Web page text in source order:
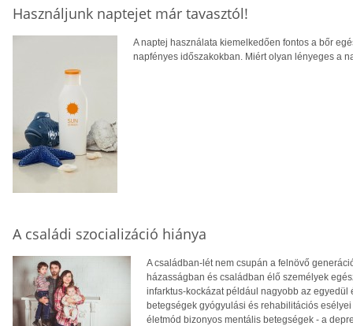
Használjunk naptejet már tavasztól!
A naptej használata kiemelkedően fontos a bőr
napfényes időszakokban. Miért olyan lényeges a
A családi szocializáció hiánya
A családban-lét nem csupán a felnövő
házasságban és családban élő személyek
infarktus-kockázat például nagyobb az egyedül
betegségek gyógyulási és rehabilitációs
életmód bizonyos mentális betegségek - a